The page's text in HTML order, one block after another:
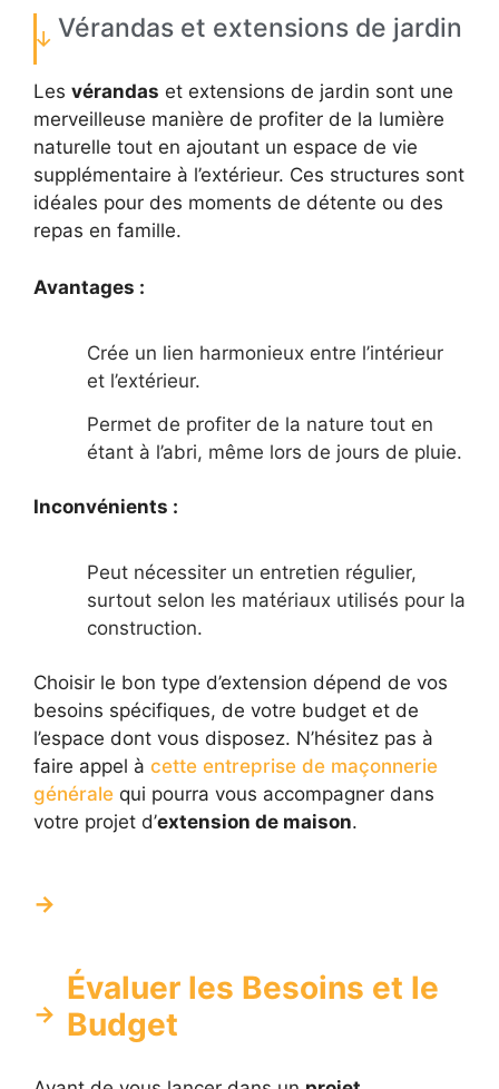
Vérandas et extensions de jardin
Les vérandas et extensions de jardin sont une
merveilleuse manière de profiter de la lumière
naturelle tout en ajoutant un espace de vie
supplémentaire à l’extérieur. Ces structures sont
idéales pour des moments de détente ou des
repas en famille.
Avantages :
Crée un lien harmonieux entre l’intérieur
et l’extérieur.
Permet de profiter de la nature tout en
étant à l’abri, même lors de jours de pluie.
Inconvénients :
Peut nécessiter un entretien régulier,
surtout selon les matériaux utilisés pour la
construction.
Choisir le bon type d’extension dépend de vos
besoins spécifiques, de votre budget et de
l’espace dont vous disposez. N’hésitez pas à
faire appel à cette entreprise de maçonnerie
générale qui pourra vous accompagner dans
votre projet d’extension de maison.
Évaluer les Besoins et le
Budget